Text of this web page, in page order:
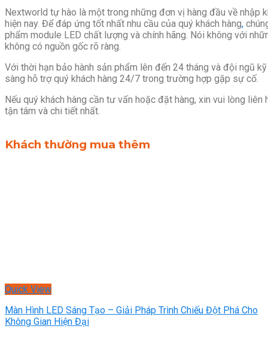
Nextworld tự hào là một trong những đơn vị hàng đầu về nhập
hiện nay. Để đáp ứng tốt nhất nhu cầu của quý khách hàng,
phẩm module LED chất lượng và chính hãng. Nói không với
không có nguồn gốc rõ ràng.
Với thời hạn bảo hành sản phẩm lên đến 24 tháng và đội ngũ
sàng hỗ trợ quý khách hàng 24/7 trong trường hợp gặp sự cố.
Nếu quý khách hàng cần tư vấn hoặc đặt hàng, xin vui lòng liên
tận tâm và chi tiết nhất.
Khách thường mua thêm
Quick View
Màn Hình LED Sáng Tạo – Giải Pháp Trình Chiếu Đột Phá Cho
Không Gian Hiện Đại